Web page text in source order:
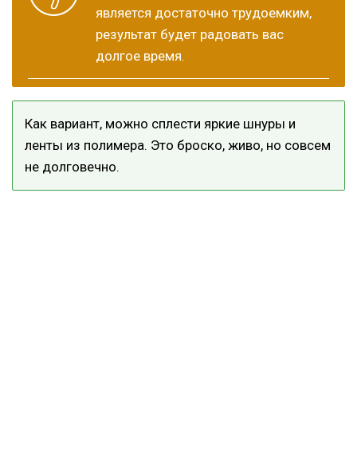
является достаточно трудоемким,
результат будет радовать вас
долгое время.
Как вариант, можно сплести яркие шнуры и
ленты из полимера. Это броско, живо, но совсем
не долговечно.